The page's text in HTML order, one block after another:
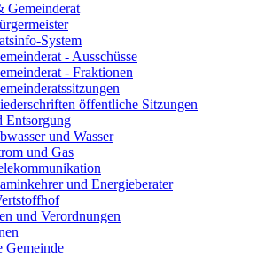
Gemeinderat
System
- Ausschüsse
- Fraktionen
öffentliche Sitzungen
Entsorgung
und Wasser
und Gas
und Energieberater
und Verordnungen
Gemeinde